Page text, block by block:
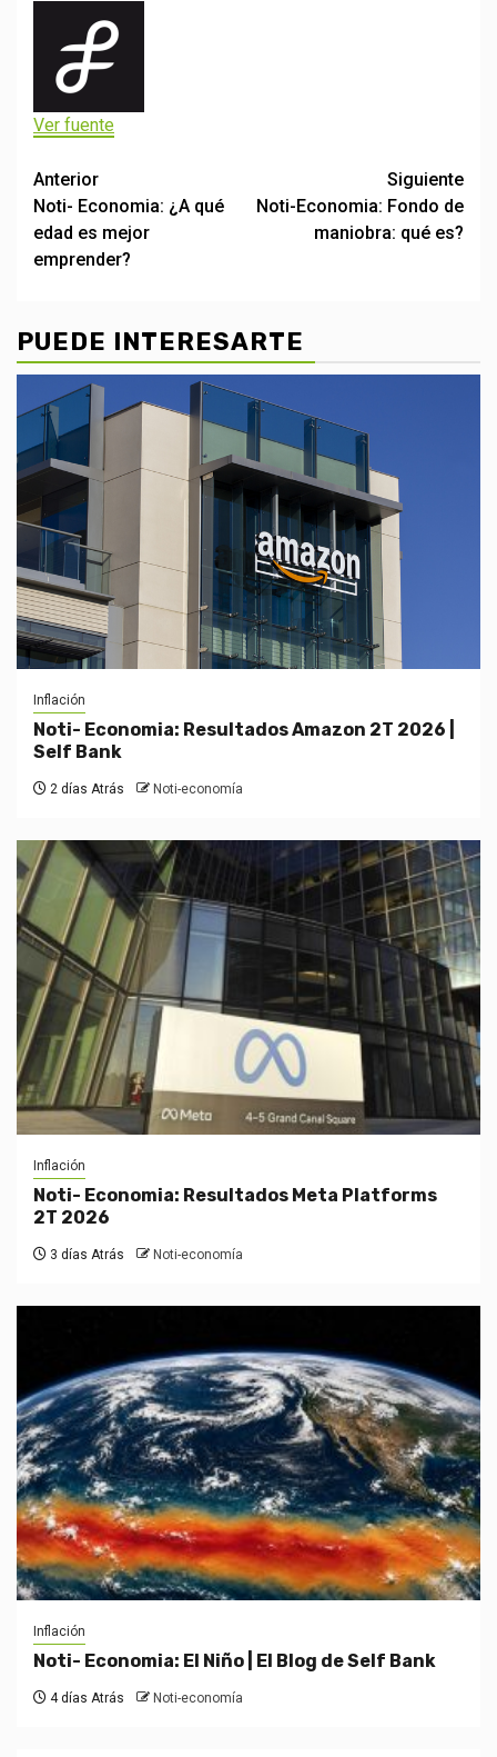
Ver fuente
Post
navigation
Anterior
Noti- Economia: ¿A qué
edad es mejor
emprender?
Siguiente
Noti-Economia: Fondo de
maniobra: qué es?
PUEDE INTERESARTE
Inflación
Noti- Economia: Resultados Amazon 2T 2026 |
Self Bank
2 días Atrás Noti-economía
Inflación
Noti- Economia: Resultados Meta Platforms
2T 2026
3 días Atrás Noti-economía
Inflación
Noti- Economia: El Niño | El Blog de Self Bank
4 días Atrás Noti-economía